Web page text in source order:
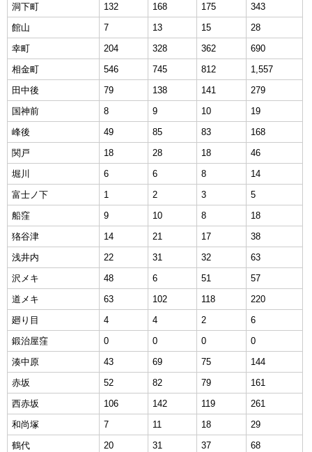
洞下町
132 168 175
343
館山
7 13 15
28
幸町
204 328 362
690
相金町
546 745 812
1,557
田中後
79 138 141
279
国神前
8 9 10
19
峰後
49 85 83
168
関戸
18 28 18
46
堀川
6 6 8
14
富士ノ下
1 2 3
5
船窪
9 10 8
18
狢谷津
14 21 17
38
浅井内
22 31 32
63
沢メキ
48 6 51
57
道メキ
63 102 118
220
廻り目
4 4 2
6
鍛治屋窪
0 0 0
0
湊中原
43 69 75
144
赤坂
52 82 79
161
西赤坂
106 142 119
261
和尚塚
7 11 18
29
鶴代
20 31 37
68